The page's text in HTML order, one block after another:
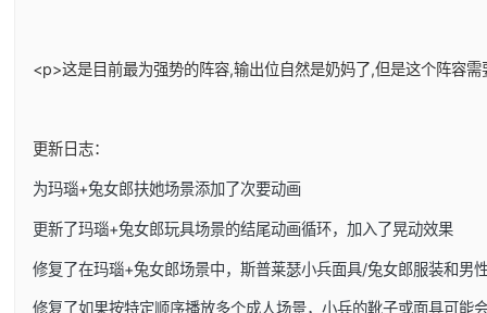
<p>这是目前最为强势的阵容,输出位自然是奶妈了,但是这个阵容
更新日志：
为玛瑙+兔女郎扶她场景添加了次要动画
更新了玛瑙+兔女郎玩具场景的结尾动画循环，加入了晃动效果
修复了在玛瑙+兔女郎场景中，斯普莱瑟小兵面具/兔女郎服装和男
修复了如果按特定顺序播放多个成人场景，小兵的靴子或面具可能